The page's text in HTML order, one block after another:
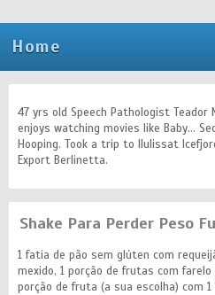
Home
47 yrs old Speech Pathologist Teador
enjoys watching movies like Baby...
Hooping. Took a trip to Ilulissat
Export Berlinetta.
Shake Para Perder Peso
1 fatia de pão sem glúten com
mexido, 1 porção de frutas com
porção de fruta (a sua escolha) com